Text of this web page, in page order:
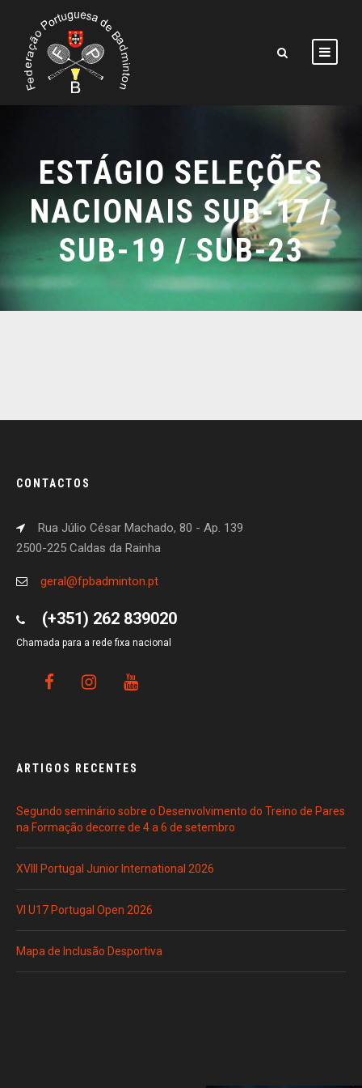
ESTÁGIO SELEÇÕES
NACIONAIS SUB-17 /
SUB-19 / SUB-23
CONTACTOS
Rua Júlio César Machado, 80 - Ap. 139
2500-225 Caldas da Rainha
geral@fpbadminton.pt
(+351) 262 839020
Chamada para a rede fixa nacional
ARTIGOS RECENTES
Segundo seminário sobre o Desenvolvimento do Treino de Pares
na Formação decorre de 4 a 6 de setembro
XVIII Portugal Junior International 2026
VI U17 Portugal Open 2026
Mapa de Inclusão Desportiva